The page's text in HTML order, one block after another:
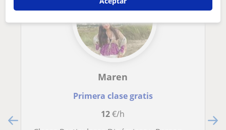
Maren
Primera clase gratis
12€/h